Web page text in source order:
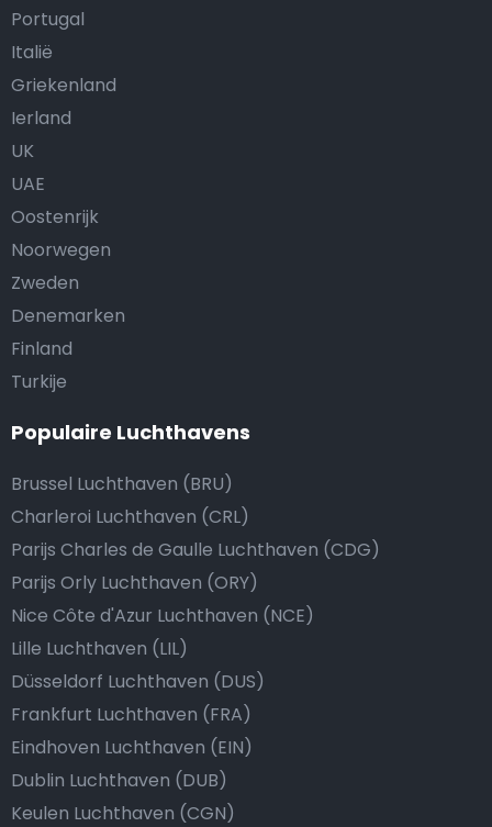
Portugal
Italië
Griekenland
Ierland
UK
UAE
Oostenrijk
Noorwegen
Zweden
Denemarken
Finland
Turkije
Populaire Luchthavens
Brussel Luchthaven (BRU)
Charleroi Luchthaven (CRL)
Parijs Charles de Gaulle Luchthaven (CDG)
Parijs Orly Luchthaven (ORY)
Nice Côte d'Azur Luchthaven (NCE)
Lille Luchthaven (LIL)
Düsseldorf Luchthaven (DUS)
Frankfurt Luchthaven (FRA)
Eindhoven Luchthaven (EIN)
Dublin Luchthaven (DUB)
Keulen Luchthaven (CGN)